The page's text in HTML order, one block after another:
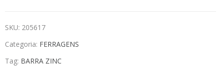
SKU: 205617
Categoria: FERRAGENS
Tag: BARRA ZINC